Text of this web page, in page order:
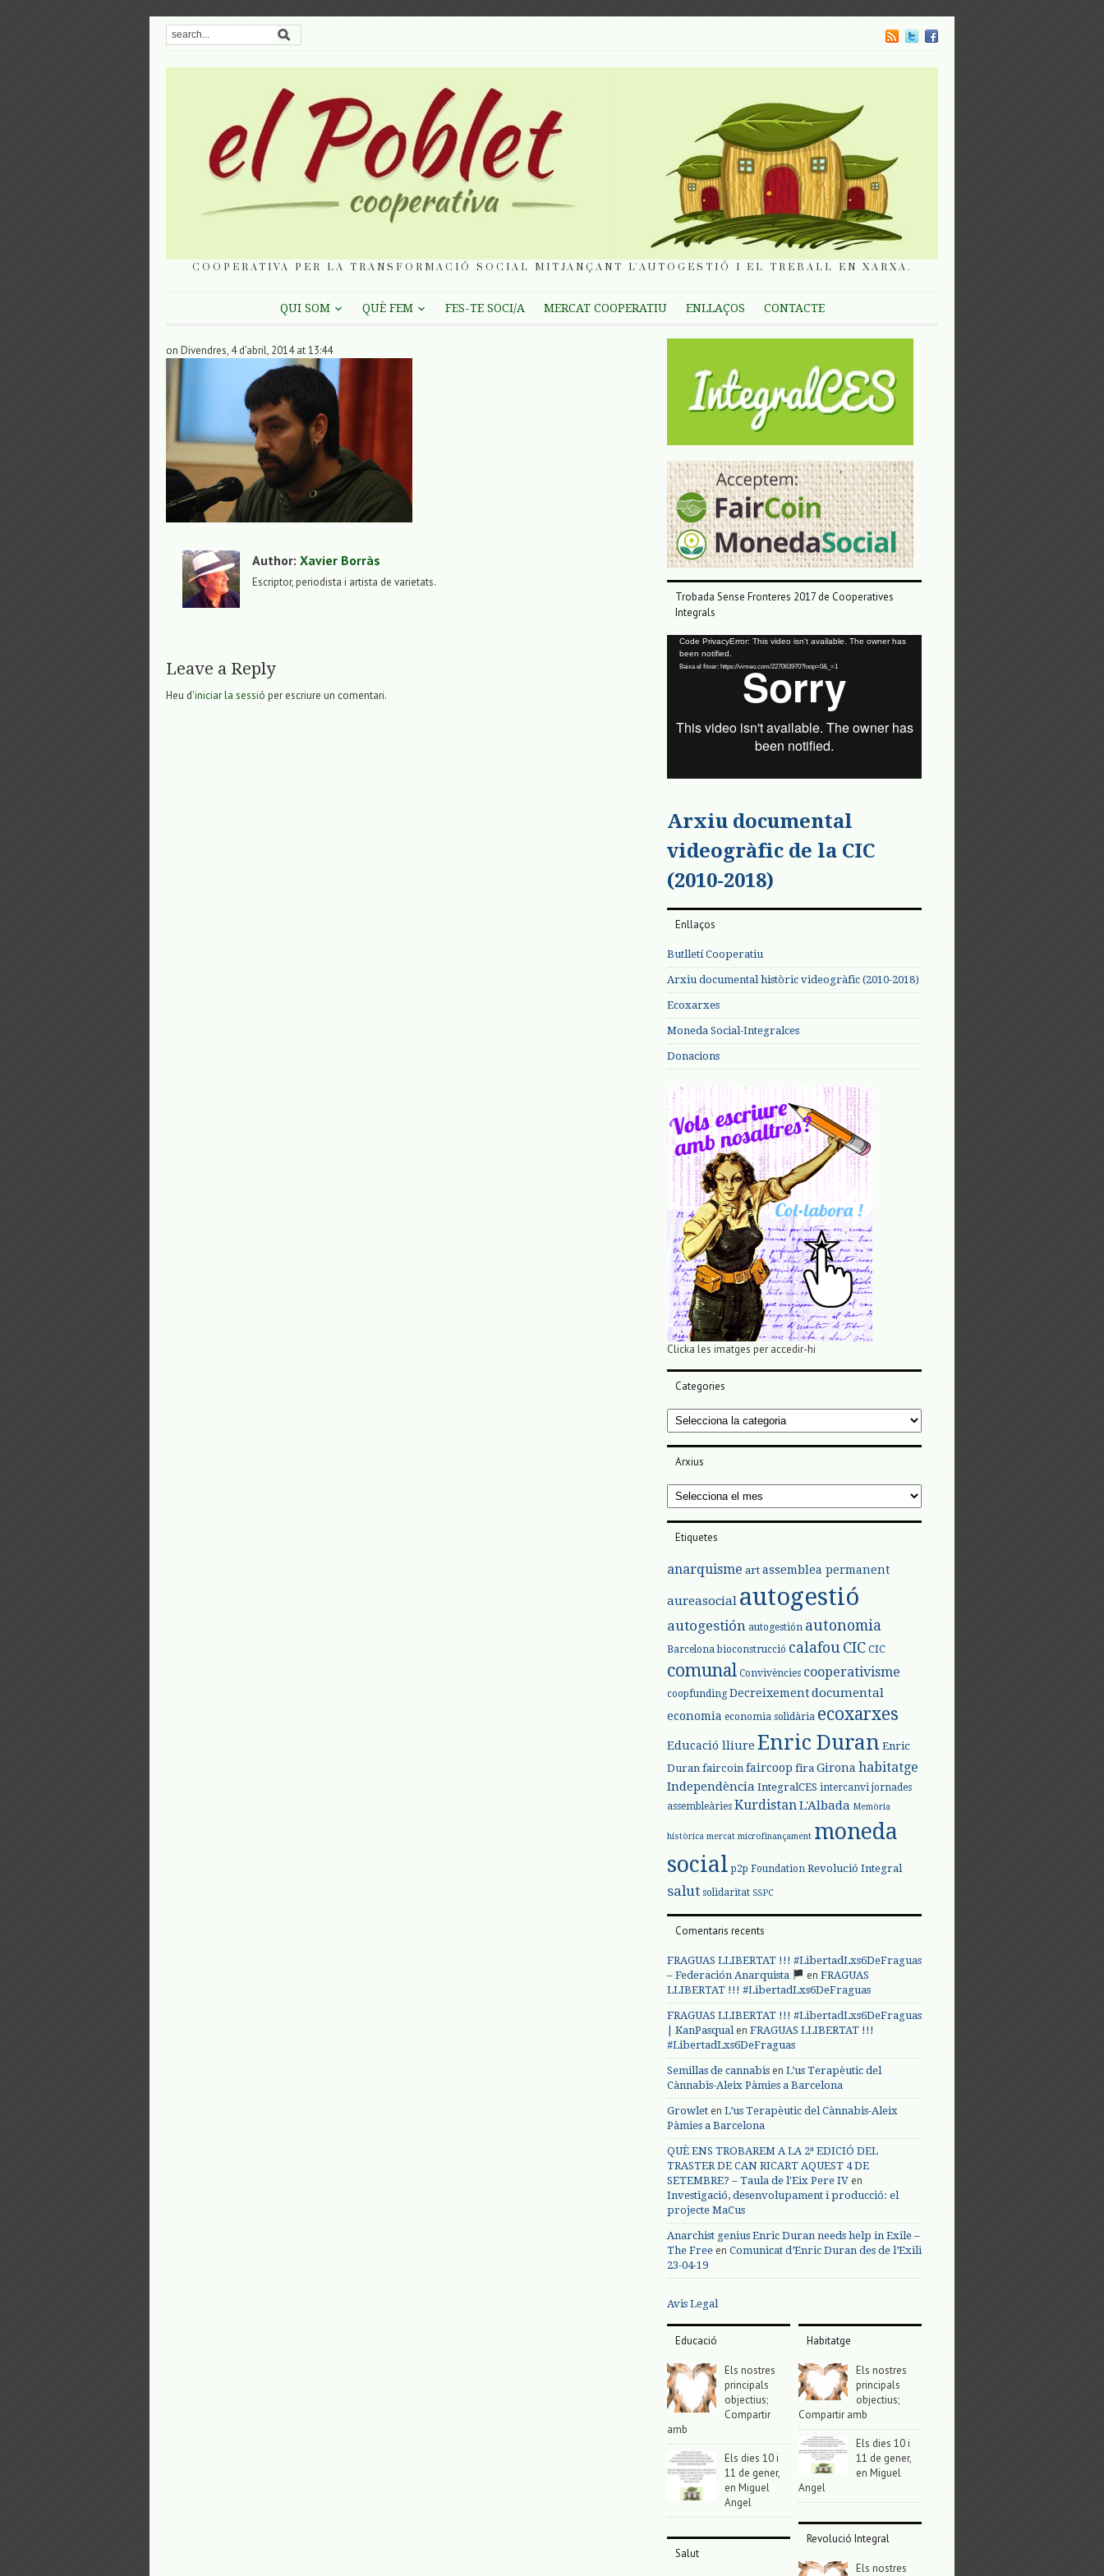
COOPERATIVA PER LA TRANSFORMACIÓ SOCIAL MITJANÇANT L'AUTOGESTIÓ I EL TREBALL EN XARXA.
QUI SOM QUÈ FEM FES-TE SOCI/A MERCAT COOPERATIU ENLLAÇOS CONTACTE
on Divendres, 4 d'abril, 2014 at 13:44
Author: Xavier Borràs
Escriptor, periodista i artista de varietats.
Leave a Reply
Heu d'iniciar la sessió per escriure un comentari.
Trobada Sense Fronteres 2017 de Cooperatives
Integrals
Reproductor
vídeo
Code PrivacyError: This video isn't available. The owner has
been notified.
Baixa el fitxer: https://vimeo.com/227063970?loop=0&_=1
Arxiu documental
videogràfic de la CIC
(2010-2018)
Enllaços
Butlletí Cooperatiu
Arxiu documental històric videogràfic (2010-2018)
Ecoxarxes
Moneda Social-Integralces
Donacions
Clicka les imatges per accedir-hi
Categories
Categories
Arxius
Arxius
Etiquetes
anarquisme art assemblea permanent
aureasocial autogestió
autogestión autogestión autonomia
Barcelona bioconstrucció calafou CIC CIC
comunal Convivències cooperativisme
coopfunding Decreixementdocumental
economia economia solidària ecoxarxes
Educació lliure Enric Duran Enric
Duran faircoin faircoop fira Girona habitatge
Independència IntegralCES intercanvi jornades
assembleàries Kurdistan L'Albada Memòria
històrica mercat microfinançament moneda
social p2p Foundation Revolució Integral
salut solidaritat SSPC
Comentaris recents
FRAGUAS LLIBERTAT !!! #LibertadLxs6DeFraguas
– Federación Anarquista
en FRAGUAS
LLIBERTAT !!! #LibertadLxs6DeFraguas
FRAGUAS LLIBERTAT !!! #LibertadLxs6DeFraguas
| KanPasqualen FRAGUAS LLIBERTAT !!!
#LibertadLxs6DeFraguas
Semillas de cannabis en L’us Terapèutic del
Cànnabis-Aleix Pàmies a Barcelona
Growlet en L’us Terapèutic del Cànnabis-Aleix
Pàmies a Barcelona
QUÈ ENS TROBAREM A LA 2ª EDICIÓ DEL
TRASTER DE CAN RICART AQUEST 4 DE
SETEMBRE? – Taula de l'Eix Pere IV en
Investigació, desenvolupament i producció: el
projecte MaCus
Anarchist genius Enric Duran needs help in Exile –
The Free en Comunicat d’Enric Duran des de l’Exili
23-04-19
Avis Legal
Educació
Els nostres
principals
objectius;
Compartir
amb
Els dies 10 i
11 de gener,
en Miguel
Angel
Salut
Habitatge
Els nostres
principals
objectius;
Compartir amb
Els dies 10 i
11 de gener,
en Miguel
Angel
Revolució Integral
Els nostres